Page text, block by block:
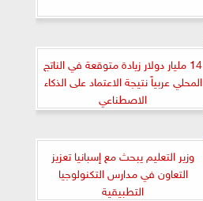
14 مليار دولار زيادة متوقعة في الناتج
المحلي عربياً نتيجة الاعتماد على الذكاء
الاصطناعي
وزير التعليم يبحث مع إسبانيا تعزيز
التعاون في مدارس التكنولوجيا
التطبيقية